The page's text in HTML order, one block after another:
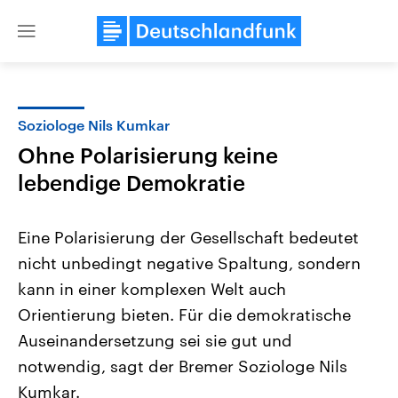
Close
Landtagswahl Sachsen-Anhalt
2026
Alle Informationen
Sachsen-Anhalt wählt am 6.
September 2026 einen neuen
Bundesland von einer Koalition aus
USA
Aktuelle Beiträge,
Hintergründe
Wirtschaftlich und
gehören die Vereinigten
Soziologe Nils Kumkar
Ohne Polarisierung keine
lebendige Demokratie
Eine Polarisierung der Gesellschaft bedeutet
nicht unbedingt negative Spaltung, sondern
kann in einer komplexen Welt auch
Orientierung bieten. Für die demokratische
Auseinandersetzung sei sie gut und
notwendig, sagt der Bremer Soziologe Nils
Kumkar.